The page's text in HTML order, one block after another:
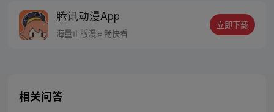
密，张楚岚的生活被彻底颠覆，与冯宝宝一
同踏上“异人”之旅。
腾讯动漫App
海量正版漫画畅快看
立即下载
相关问答